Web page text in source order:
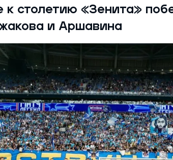
район
район
район
район
район
к столетию «Зенита»
и Аршавина